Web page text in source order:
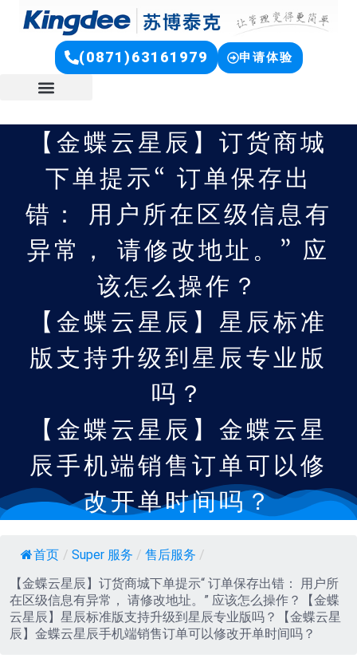
(0871)63161979 申请体验
【金蝶云星辰】订货商城
下单提示“ 订单保存出
错： 用户所在区级信息有
异常， 请修改地址。” 应
该怎么操作？
【金蝶云星辰】星辰标准
版支持升级到星辰专业版
吗？
【金蝶云星辰】金蝶云星
辰手机端销售订单可以修
改开单时间吗？
首页 / Super 服务 / 售后服务 /
【金蝶云星辰】订货商城下单提示“ 订单保存出错： 用户所
在区级信息有异常， 请修改地址。” 应该怎么操作？【金蝶
云星辰】星辰标准版支持升级到星辰专业版吗？【金蝶云星
辰】金蝶云星辰手机端销售订单可以修改开单时间吗？